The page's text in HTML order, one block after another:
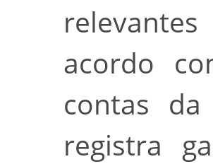
acordo
contas
registra